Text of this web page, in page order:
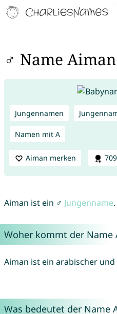
♂ Name Aiman
Jungennamen
Namen mit A
Aiman merken
Aiman ist ein ♂ Jungenname.
Woher kommt der Name
Aiman ist ein arabischer
Was bedeutet der Name